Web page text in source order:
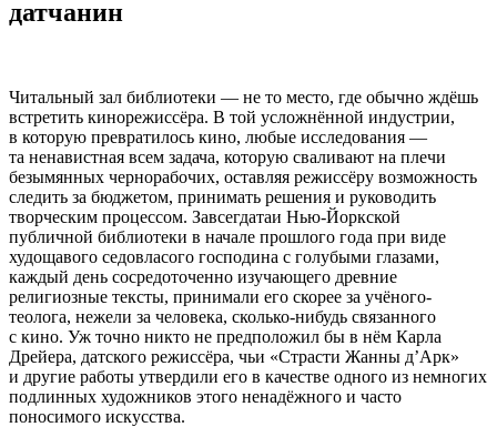
датчанин
Читальный зал библиотеки — не то место, где обычно ждёшь
встретить кинорежиссёра. В той усложнённой индустрии,
в которую превратилось кино, любые исследования —
та ненавистная всем задача, которую сваливают на плечи
безымянных чернорабочих, оставляя режиссёру возможность
следить за бюджетом, принимать решения и руководить
творческим процессом. Завсегдатаи Нью-Йоркской
публичной библиотеки в начале прошлого года при виде
худощавого седовласого господина с голубыми глазами,
каждый день сосредоточенно изучающего древние
религиозные тексты, принимали его скорее за учёного-
теолога, нежели за человека, сколько-нибудь связанного
с кино. Уж точно никто не предположил бы в нём Карла
Дрейера, датского режиссёра, чьи «Страсти Жанны д’Арк»
и другие работы утвердили его в качестве одного из немногих
подлинных художников этого ненадёжного и часто
поносимого искусства.